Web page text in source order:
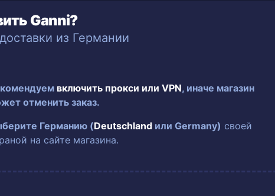
Ganni?
из Германии
включить прокси или VPN, иначе магазин
отменить заказ.
Германию (Deutschland или Germany) своей
на сайте магазина.